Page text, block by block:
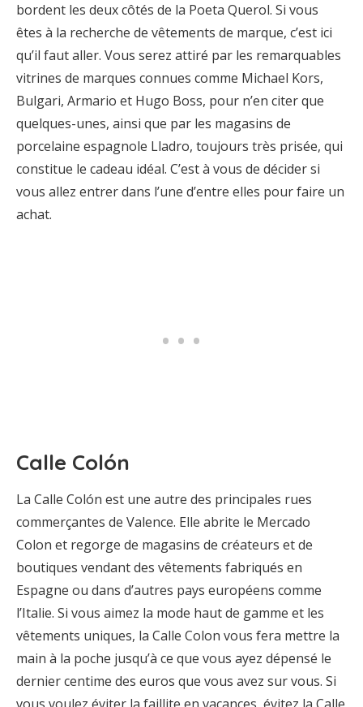
bordent les deux côtés de la Poeta Querol. Si vous
êtes à la recherche de vêtements de marque, c’est ici
qu’il faut aller. Vous serez attiré par les remarquables
vitrines de marques connues comme Michael Kors,
Bulgari, Armario et Hugo Boss, pour n’en citer que
quelques-unes, ainsi que par les magasins de
porcelaine espagnole Lladro, toujours très prisée, qui
constitue le cadeau idéal. C’est à vous de décider si
vous allez entrer dans l’une d’entre elles pour faire un
achat.
Calle Colón
La Calle Colón est une autre des principales rues
commerçantes de Valence. Elle abrite le Mercado
Colon et regorge de magasins de créateurs et de
boutiques vendant des vêtements fabriqués en
Espagne ou dans d’autres pays européens comme
l’Italie. Si vous aimez la mode haut de gamme et les
vêtements uniques, la Calle Colon vous fera mettre la
main à la poche jusqu’à ce que vous ayez dépensé le
dernier centime des euros que vous avez sur vous. Si